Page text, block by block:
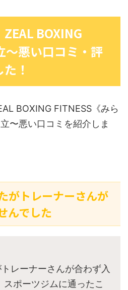
ZEAL BOXING
〜悪い口コミ・評
！
BOXING FITNESS《みら
〜悪い口コミを紹介しま
がトレーナーさんが
んでした
レーナーさんが合わず入
ポーツジムに通ったこ